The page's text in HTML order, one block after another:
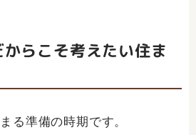
らこそ考えたい住ま
る準備の時期です。